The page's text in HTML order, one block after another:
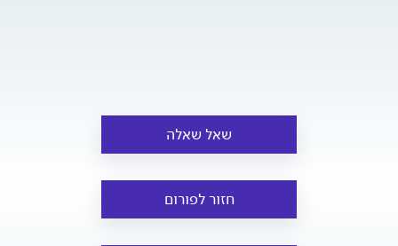
שאל שאלה
חזור לפורום